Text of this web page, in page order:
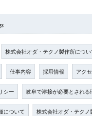
株式会社オダ・テクノ製作所につい
仕事内容 採用情報 アク
シー 岐阜で溶接が必要とされる
について 株式会社オダ・テクノ